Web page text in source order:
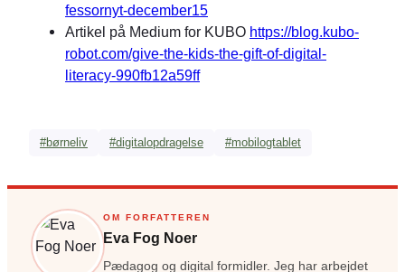
fessornyt-december15
Artikel på Medium for KUBO https://blog.kubo-
robot.com/give-the-kids-the-gift-of-digital-
literacy-990fb12a59ff
#børneliv #digitalopdragelse #mobilogtablet
OM FORFATTEREN
Eva Fog Noer
Pædagog og digital formidler. Jeg har arbejdet